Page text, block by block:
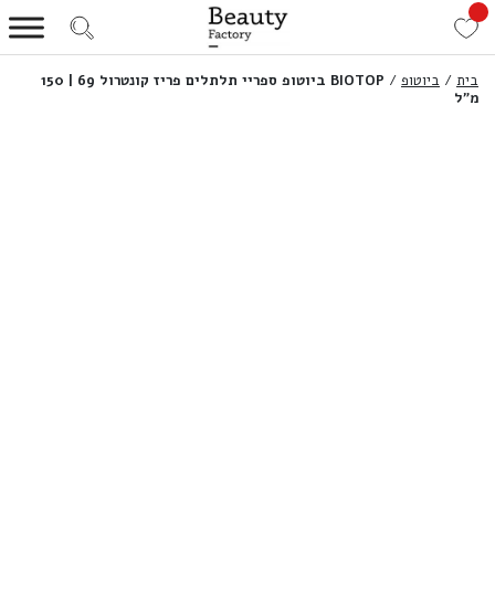
בית / ביוטופ /
BIOTOP ביוטופ ספריי תלתלים פריז קונטרול 69 | 150
מ”ל